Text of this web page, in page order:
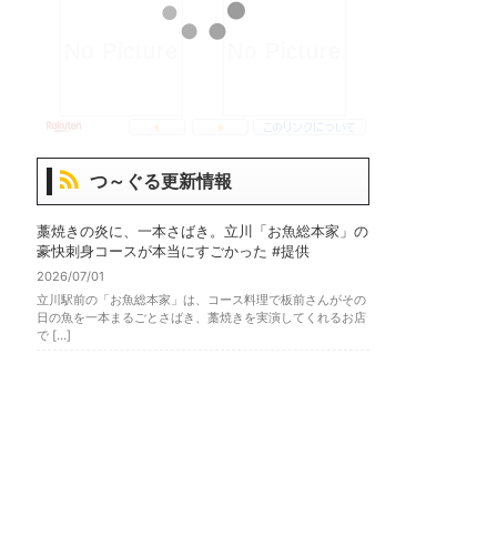
つ～ぐる更新情報
藁焼きの炎に、一本さばき。立川「お魚総本家」の
豪快刺身コースが本当にすごかった #提供
2026/07/01
立川駅前の「お魚総本家」は、コース料理で板前さんがその
日の魚を一本まるごとさばき、藁焼きを実演してくれるお店
で […]